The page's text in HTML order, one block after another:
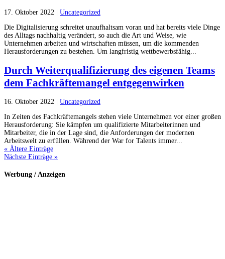
17. Oktober 2022 | Uncategorized
Die Digitalisierung schreitet unaufhaltsam voran und hat bereits viele Dinge
des Alltags nachhaltig verändert, so auch die Art und Weise, wie
Unternehmen arbeiten und wirtschaften müssen, um die kommenden
Herausforderungen zu bestehen. Um langfristig wettbewerbsfähig...
Durch Weiterqualifizierung des eigenen Teams
dem Fachkräftemangel entgegenwirken
16. Oktober 2022
Uncategorized
In Zeiten des Fachkräftemangels stehen viele Unternehmen vor einer großen
Herausforderung: Sie kämpfen um qualifizierte Mitarbeiterinnen und
Mitarbeiter, die in der Lage sind, die Anforderungen der modernen
Arbeitswelt zu erfüllen. Während der War for Talents immer...
« Ältere Einträge
Nächste Einträge »
Werbung / Anzeigen